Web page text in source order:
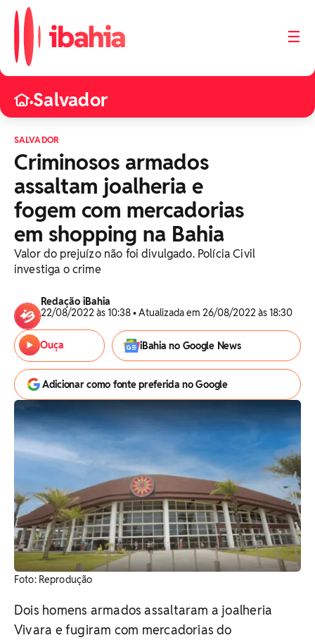
☰
•Salvador
SALVADOR
Criminosos armados
assaltam joalheria e
fogem com mercadorias
em shopping na Bahia
Valor do prejuízo não foi divulgado. Polícia Civil
investiga o crime
Redação iBahia
22/08/2022 às 10:38 • Atualizada em 26/08/2022 às 18:30
Ouça iBahia no Google News
Adicionar como fonte preferida no Google
Foto: Reprodução
Dois homens armados assaltaram a joalheria
Vivara e fugiram com mercadorias do